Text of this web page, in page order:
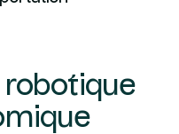
robotique